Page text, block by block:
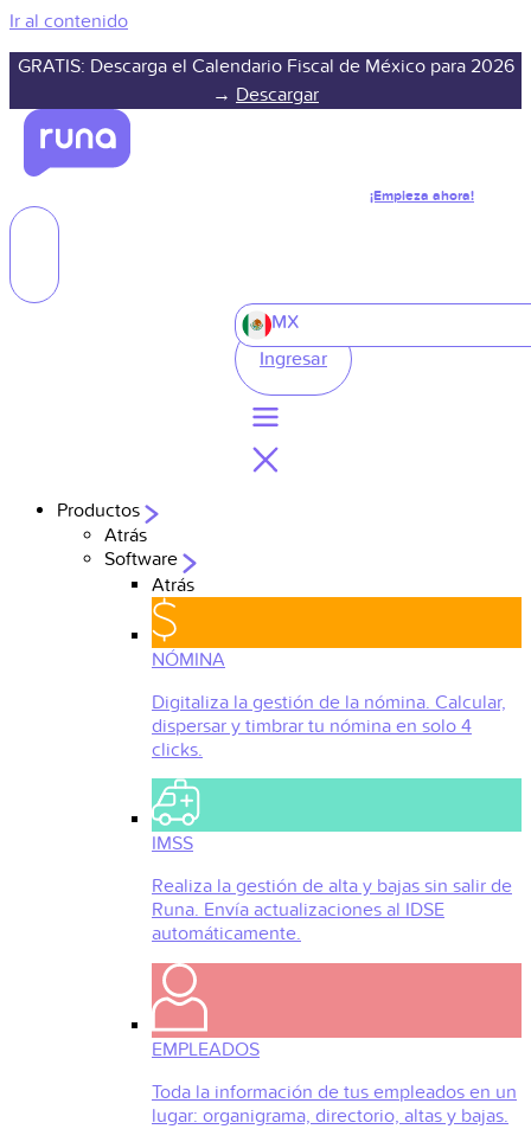
Ir al contenido
GRATIS: Descarga el Calendario Fiscal de México para 2026
→ Descargar
¡Empieza ahora!
MX
Ingresar
Productos
Atrás
Software
Atrás
NÓMINA
Digitaliza la gestión de la nómina. Calcular,
dispersar y timbrar tu nómina en solo 4
clicks.
IMSS
Realiza la gestión de alta y bajas sin salir de
Runa. Envía actualizaciones al IDSE
automáticamente.
EMPLEADOS
Toda la información de tus empleados en un
lugar: organigrama, directorio, altas y bajas.